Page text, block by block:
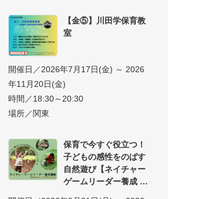
【金⑤】川田学保育教
室
開催日／2026年7月17日(金) ～ 2026
年11月20日(金)
時間／18:30～20:30
場所／関東
保育で今すぐ役立つ！
子どもの感性をのばす
自然遊び【ネイチャー
ゲームリーダー養成